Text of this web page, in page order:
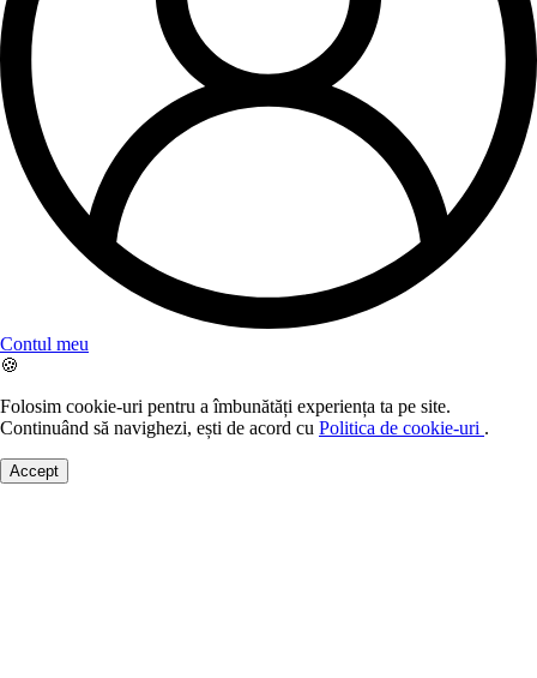
Contul meu
🍪
Folosim cookie-uri pentru a îmbunătăți experiența ta pe site.
Continuând să navighezi, ești de acord cu Politica de cookie-uri .
Accept